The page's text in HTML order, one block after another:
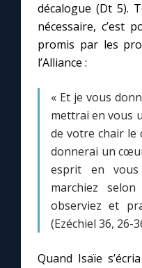
décalogue (Dt 5).
nécessaire, c’est
promis par les
l’Alliance :
« Et je vous
mettrai en vous
de votre chair
donnerai un
esprit en
marchiez
observiez et
(Ezéchiel 36, 26-
Quand Isaïe